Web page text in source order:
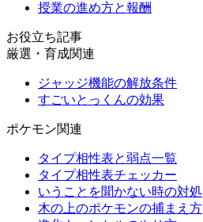
授業の進め方と報酬
お役立ち記事
厳選・育成関連
ジャッジ機能の解放条件
すごいとっくんの効果
ポケモン関連
タイプ相性表と弱点一覧
タイプ相性表チェッカー
いうことを聞かない時の対処
木の上のポケモンの捕まえ方